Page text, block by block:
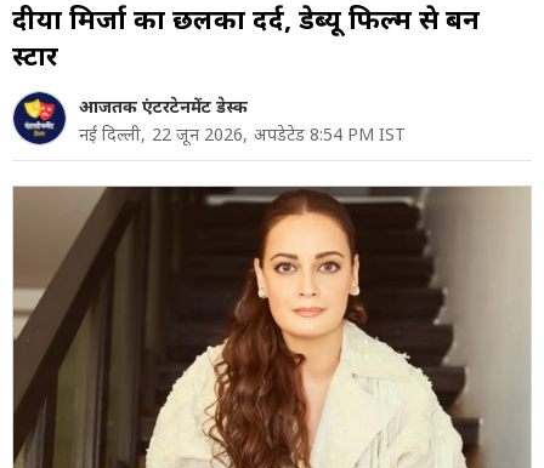
दीया मिर्जा का छलका दर्द, डेब्यू फिल्म से बनीं
स्टार
आजतक एंटरटेनमेंट डेस्क
नई दिल्ली, 22 जून 2026, अपडेटेड 8:54 PM IST